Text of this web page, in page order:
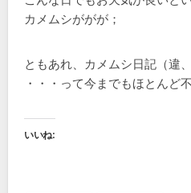
カメムシががが；
ともあれ、カメムシ日記（
・・・って今までもほとんど
いいね: